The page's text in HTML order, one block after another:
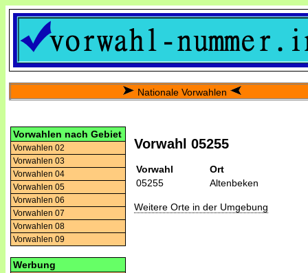
Nationale Vorwahlen
Vorwahlen nach Gebiet
Vorwahlen 02
Vorwahlen 03
Vorwahlen 04
Vorwahlen 05
Vorwahlen 06
Vorwahlen 07
Vorwahlen 08
Vorwahlen 09
Werbung
Vorwahl 05255
Vorwahl
Ort
05255
Altenbeken
Weitere Orte in der Umgebung